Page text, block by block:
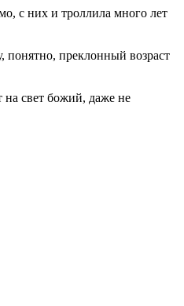
с них и троллила много лет
преклонный возраст
на свет божий, даже не